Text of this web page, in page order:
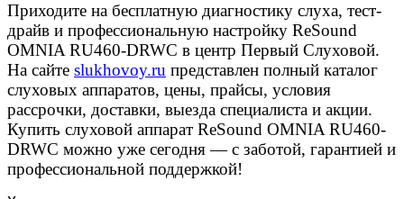
Приходите на бесплатную диагностику слуха, тест-
драйв и профессиональную настройку ReSound
OMNIA RU460-DRWC в центр Первый Слуховой.
На сайте slukhovoy.ru представлен полный каталог
слуховых аппаратов, цены, прайсы, условия
рассрочки, доставки, выезда специалиста и акции.
Купить слуховой аппарат ReSound OMNIA RU460-
DRWC можно уже сегодня — с заботой, гарантией и
профессиональной поддержкой!